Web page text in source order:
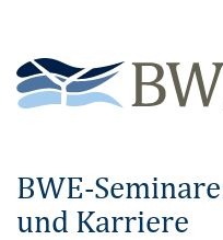
BWE-
und Karriere